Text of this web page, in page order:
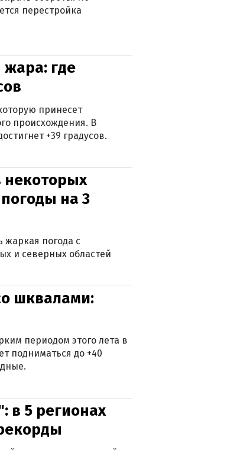
перестройка
где
принесет
происхождения. В
+39 градусов.
некоторых
на 3
жаркая погода с
и северных областей
шквалами:
периодом этого лета в
подниматься до +40
в 5 регионах